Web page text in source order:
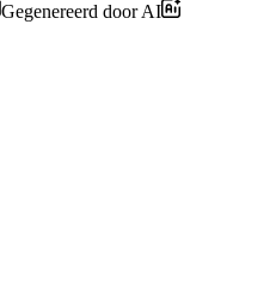
Gegenereerd door AI